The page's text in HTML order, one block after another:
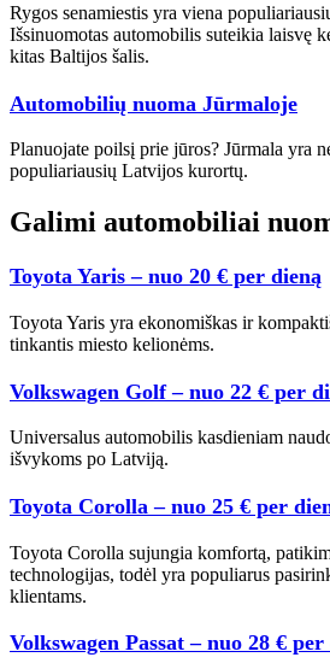
Rygos senamiestis yra viena
Išsinuomotas automobilis suteikia laisvę
kitas Baltijos šalis.
Automobilių nuoma Jūrmaloje
Planuojate poilsį prie jūros? Jūrmala yra
populiariausių Latvijos kurortų.
Galimi automobiliai
Toyota Yaris – nuo 20 € per dieną
Toyota Yaris yra ekonomiškas ir
tinkantis miesto kelionėms.
Volkswagen Golf – nuo 22 € per
Universalus automobilis kasdieniam
išvykoms po Latviją.
Toyota Corolla – nuo 25 € per
Toyota Corolla sujungia komfortą,
technologijas, todėl yra populiarus
klientams.
Volkswagen Passat – nuo 28 € per